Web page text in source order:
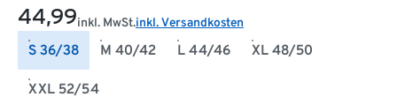
44,99inkl. MwSt.inkl. Versandkosten
S 36/38 M 40/42 L 44/46 XL 48/50
XXL 52/54